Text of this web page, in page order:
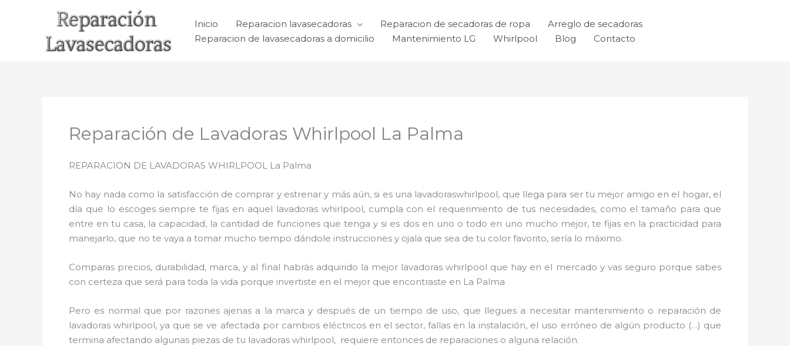
Inicio Reparacion lavasecadoras Reparacion de secadoras de ropa
Arreglo de secadoras
Reparacion de lavasecadoras a domicilio
Mantenimiento LG Whirlpool Blog Contacto
Reparación de Lavadoras Whirlpool La Palma
REPARACION DE LAVADORAS WHIRLPOOL La Palma
No hay nada como la satisfacción de comprar y estrenar y más aún, si es una lavadoraswhirlpool, que llega para ser tu mejor amigo en el hogar, el
día que lo escoges siempre te fijas en aquel lavadoras whirlpool, cumpla con el requerimiento de tus necesidades, como el tamaño para que
entre en tu casa, la capacidad, la cantidad de funciones que tenga y si es dos en uno o todo en uno mucho mejor, te fijas en la practicidad para
manejarlo, que no te vaya a tomar mucho tiempo dándole instrucciones y ojala que sea de tu color favorito, sería lo máximo.
Comparas precios, durabilidad, marca, y al final habrás adquirido la mejor lavadoras whirlpool que hay en el mercado y vas seguro porque sabes
con certeza que será para toda la vida porque invertiste en el mejor que encontraste en La Palma
Pero es normal que por razones ajenas a la marca y después de un tiempo de uso, que llegues a necesitar mantenimiento o reparación de
lavadoras whirlpool, ya que se ve afectada por cambios eléctricos en el sector, fallas en la instalación, el uso erróneo de algún producto (…) que
termina afectando algunas piezas de tu lavadoras whirlpool, requiere entonces de reparaciones o alguna relación.